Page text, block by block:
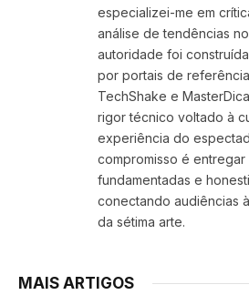
especializei-me em
análise de tendências
autoridade foi
por portais de referência
TechShake e
rigor técnico voltado à
experiência do
compromisso é entregar
fundamentadas e
conectando audiências
da sétima arte.
MAIS ARTIGOS